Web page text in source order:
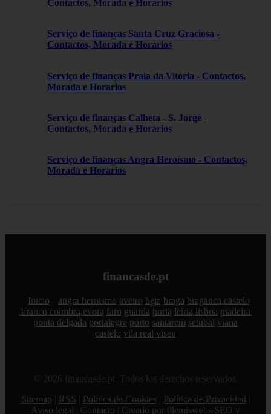
Contactos, Morada e Horarios
Serviço de finanças Santa Cruz Graciosa -
Contactos, Morada e Horarios
Serviço de finanças Praia da Vitória - Contactos,
Morada e Horarios
Serviço de finanças Calheta - S. Jorge -
Contactos, Morada e Horarios
Serviço de finanças Angra Heroísmo - Contactos,
Morada e Horarios
financasde.pt
Inicio angra heroismo aveiro beja braga braganca castelo
branco coimbra evora faro guarda horta leiria lisboa madeira
ponta delgada portalegre porto santarem setubal viana
castelo vila real viseu
© 2026 financasde.pt. Todos los derechos reservados.
Sitemap
RSS Política de Cookies Política de Privacidad
Aviso legal
Contacto Creado por 0lemiswebs SEO y